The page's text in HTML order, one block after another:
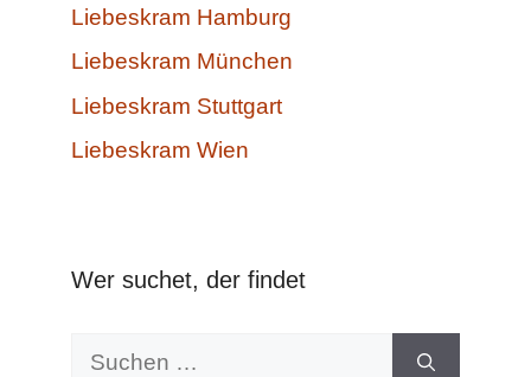
Liebeskram Hamburg
Liebeskram München
Liebeskram Stuttgart
Liebeskram Wien
Wer suchet, der findet
Suchen